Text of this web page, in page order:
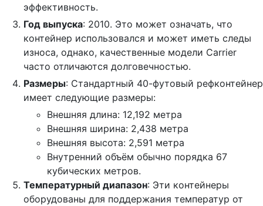
эффективность.
Год выпуска: 2010. Это может означать, что
контейнер использовался и может иметь следы
износа, однако, качественные модели Carrier
часто отличаются долговечностью.
Размеры: Стандартный 40-футовый рефконтейнер
имеет следующие размеры:
Внешняя длина: 12,192 метра
Внешняя ширина: 2,438 метра
Внешняя высота: 2,591 метра
Внутренний объём обычно порядка 67
кубических метров.
Температурный диапазон: Эти контейнеры
оборудованы для поддержания температур от